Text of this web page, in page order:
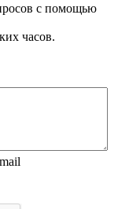
с помощью
часов.